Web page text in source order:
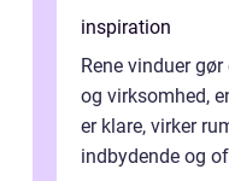
inspiration
Rene vinduer
og virksomhed,
er klare, virker
indbydende og